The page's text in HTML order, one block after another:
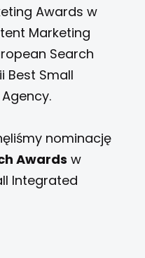
Awards w
Marketing
Search
Best Small
nominację
Awards w
Integrated